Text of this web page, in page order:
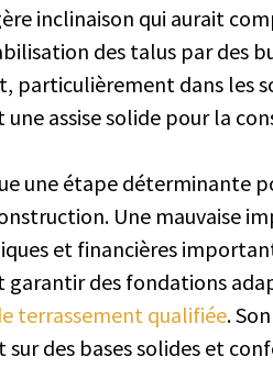
inclinaison qui aurait
des talus par des
particulièrement dans les
assise solide pour la
une étape déterminante
Une mauvaise
et financières
garantir des fondations
terrassement qualifiée.
des bases solides et